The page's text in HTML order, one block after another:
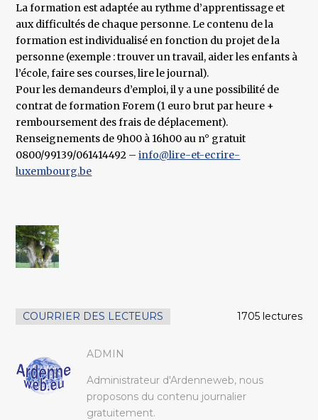
La formation est adaptée au rythme d’apprentissage et
aux difficultés de chaque personne. Le contenu de la
formation est individualisé en fonction du projet de la
personne (exemple : trouver un travail, aider les enfants à
l’école, faire ses courses, lire le journal).
Pour les demandeurs d’emploi, il y a une possibilité de
contrat de formation Forem (1 euro brut par heure +
remboursement des frais de déplacement).
Renseignements de 9h00 à 16h00 au n° gratuit
0800/99139/061414492 –info@lire-et-ecrire-
luxembourg.be
COURRIER DES LECTEURS 1705 lectures
ADMIN
Administrateur d'Ardenneweb, nous
proposons du contenu journalier
gratuitement.